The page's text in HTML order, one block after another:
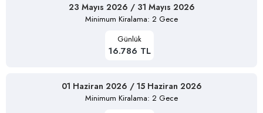
23 Mayıs 2026 / 31 Mayıs 2026
Minimum Kiralama: 2 Gece
Günlük
16.786 TL
01 Haziran 2026 / 15 Haziran 2026
Minimum Kiralama: 2 Gece